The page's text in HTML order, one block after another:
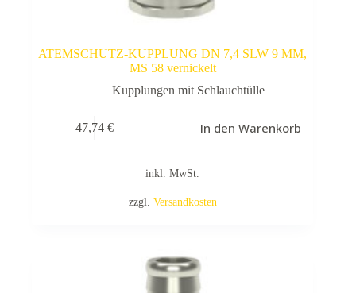
ATEMSCHUTZ-KUPPLUNG DN 7,4 SLW 9 MM,
MS 58 vernickelt
Kupplungen mit Schlauchtülle
47,74 € In den Warenkorb
inkl. MwSt.
zzgl. Versandkosten